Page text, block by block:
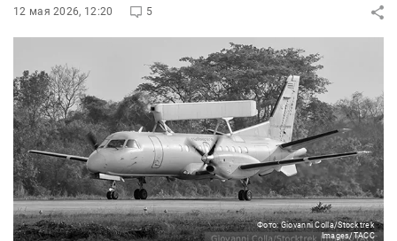
12 мая 2026, 12:20 5
Фото: Giovanni Colla/Stocktrek
Images/ТАСС